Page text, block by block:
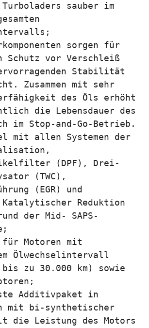
sauber im
sorgen für
Schutz vor Verschleiß
Stabilität
Zusammen mit sehr
des Öls erhöht
die Lebensdauer des
im Stop-and-Go-Betrieb.
mit allen Systemen der
(DPF), Drei-
(TWC),
(EGR) und
Reduktion
der Mid- SAPS-
für Motoren mit
Ölwechselintervall
zu 30.000 km) sowie
Additivpaket in
mit bi-synthetischer
die Leistung des Motors